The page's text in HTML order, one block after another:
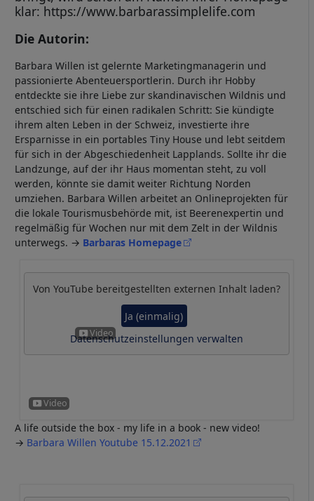
klar: https://www.barbarassimplelife.com
Die Autorin:
Barbara Willen ist gelernte Marketingmanagerin und
passionierte Abenteuersportlerin. Durch ihr Hobby
entdeckte sie ihre Liebe zur skandinavischen Wildnis und
entschied sich für einen radikalen Schritt: Sie kündigte
ihrem alten Leben in der Schweiz, investierte ihre
Ersparnisse in ein portables Tiny House und lebt seitdem
für sich in der Abgeschiedenheit Lapplands. Sollte ihr die
Landzunge, auf der ihr Haus momentan steht, zu voll
werden, könnte sie damit weiter Richtung Norden
umziehen. Barbara Willen arbeitet an Onlineprojekten für
die lokale Tourismusbehörde mit, ist Beerenexpertin und
regelmäßig für Wochen nur mit dem Zelt in der Wildnis
unterwegs. → Barbaras Homepage
Von YouTube bereitgestellten externen Inhalt laden?
Ja (einmalig)
Datenschutzeinstellungen verwalten
A life outside the box - my life in a book - new video!
→ Barbara Willen Youtube 15.12.2021